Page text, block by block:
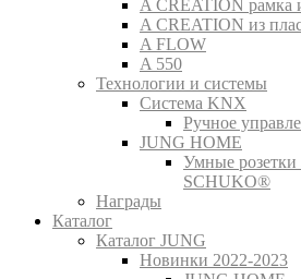
A CREATION рамка
A CREATION из
A FLOW
A 550
Технологии и системы
Система KNX
Ручное
JUNG HOME
Умные
SCHUKO®
Награды
Каталог
Каталог JUNG
Новинки 2022-2023